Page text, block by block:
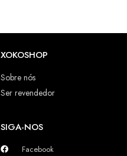
XOKOSHOP
Sobre nós
Ser revendedor
SIGA-NOS
Facebook